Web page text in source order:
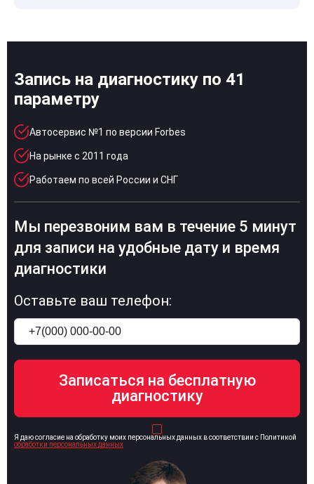
Запись на диагностику по 41
параметру
Автосервис №1 по версии Forbes
На рынке с 2011 года
Работаем по всей России и СНГ
Мы перезвоним вам в течение 5 минут
для записи на удобные дату и время
диагностики
Оставьте ваш телефон:
Я даю согласие на обработку моих персональных данных в соответствии с Политикой
обработки персональных данных